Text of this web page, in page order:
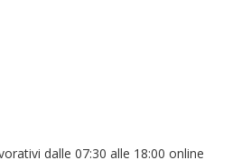
dalle 07:30 alle 18:00 online